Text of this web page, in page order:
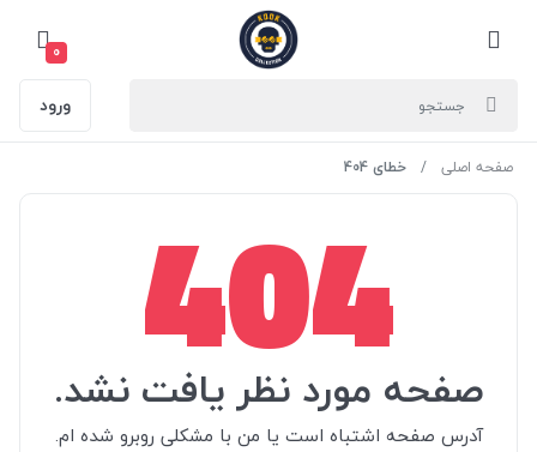
0
ورود
صفحه اصلی خطای 404
404
صفحه مورد نظر یافت نشد.
آدرس صفحه اشتباه است یا من با مشکلی روبرو شده ام.